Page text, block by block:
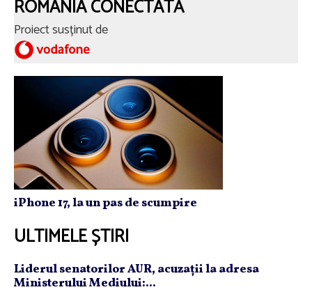
ROMÂNIA CONECTATĂ
Proiect susținut de
iPhone 17, la un pas de scumpire
ULTIMELE ȘTIRI
Liderul senatorilor AUR, acuzaţii la adresa
Ministerului Mediului:...